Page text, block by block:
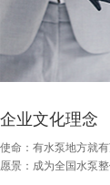
企业文化理念
使命：有水泵地方就
愿景：成为全国水泵